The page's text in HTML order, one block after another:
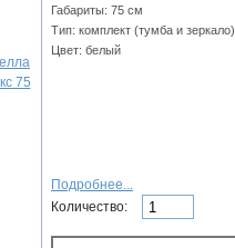
Габариты: 75 см
Тип: комплект (тумба и зеркало)
Цвет: белый
Подробнее...
Количество: